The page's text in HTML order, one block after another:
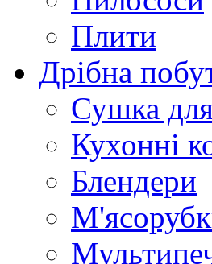
Плити
Дрібна
Сушка
Кухонні
Блендери